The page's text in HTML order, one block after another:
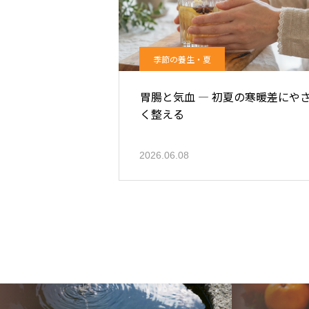
季節の養生・夏
胃腸と気血 ― 初夏の寒暖差にや
く整える
2026.06.08